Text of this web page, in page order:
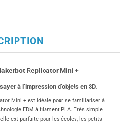
Replicator Mini +
à l’impression d’objets en 3D.
Mini + est idéale pour se familiariser à
FDM à filament PLA. Très simple
est parfaite pour les écoles, les petits